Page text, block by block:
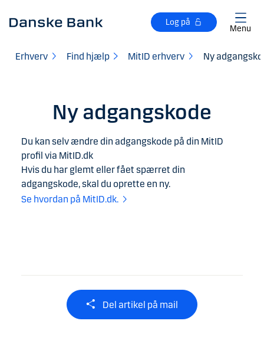
Log på
Menu
Erhverv Find hjælp MitID erhverv Ny
Ny adgangskode
Du kan selv ændre din adgangskode på din MitID
profil via MitID.dk
Hvis du har glemt eller fået spærret din
adgangskode, skal du oprette en ny.
Se hvordan på MitID.dk.
Del artikel på mail